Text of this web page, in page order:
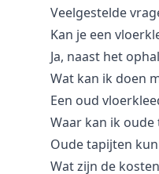
Veelgestelde
Kan je een
Ja, naast het
Wat kan ik doen
Een oud
Waar kan ik
Oude tapijten
Wat zijn de